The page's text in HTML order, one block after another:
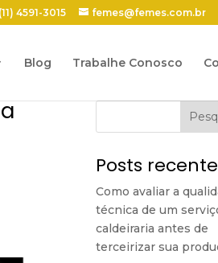
(11) 4591-3015 femes@femes.com.br
Blog Trabalhe Conosco
Posts
Como avaliar a
técnica de um
caldeiraria antes de
terceirizar sua